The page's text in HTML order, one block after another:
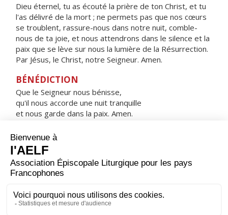
Dieu éternel, tu as écouté la prière de ton Christ, et tu
l'as délivré de la mort ; ne permets pas que nos cœurs
se troublent, rassure-nous dans notre nuit, comble-
nous de ta joie, et nous attendrons dans le silence et la
paix que se lève sur nous la lumière de la Résurrection.
Par Jésus, le Christ, notre Seigneur. Amen.
BÉNÉDICTION
Que le Seigneur nous bénisse,
qu'il nous accorde une nuit tranquille
et nous garde dans la paix. Amen.
HYMNE : SOUS L'ABRI DE TA MISÉRICORDE
Sous l'abri de ta miséricorde,
nous nous réfugions, Sainte Mère de Dieu.
Ne méprise pas nos prières
quand nous sommes dans l'épreuve,
délivre-nous toujours,